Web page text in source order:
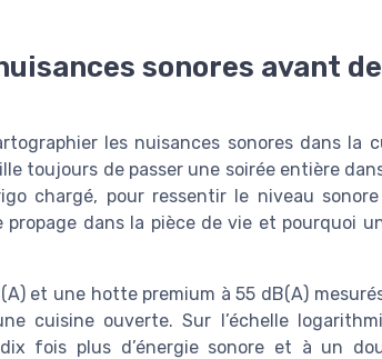
sonores avant de
les nuisances sonores dans la
toujours de passer une soirée entière
chargé, pour ressentir le niveau sonore
dans la pièce de vie et pourquoi
et une hotte premium à 55 dB(A)
cuisine ouverte. Sur l’échelle
fois plus d’énergie sonore et à un